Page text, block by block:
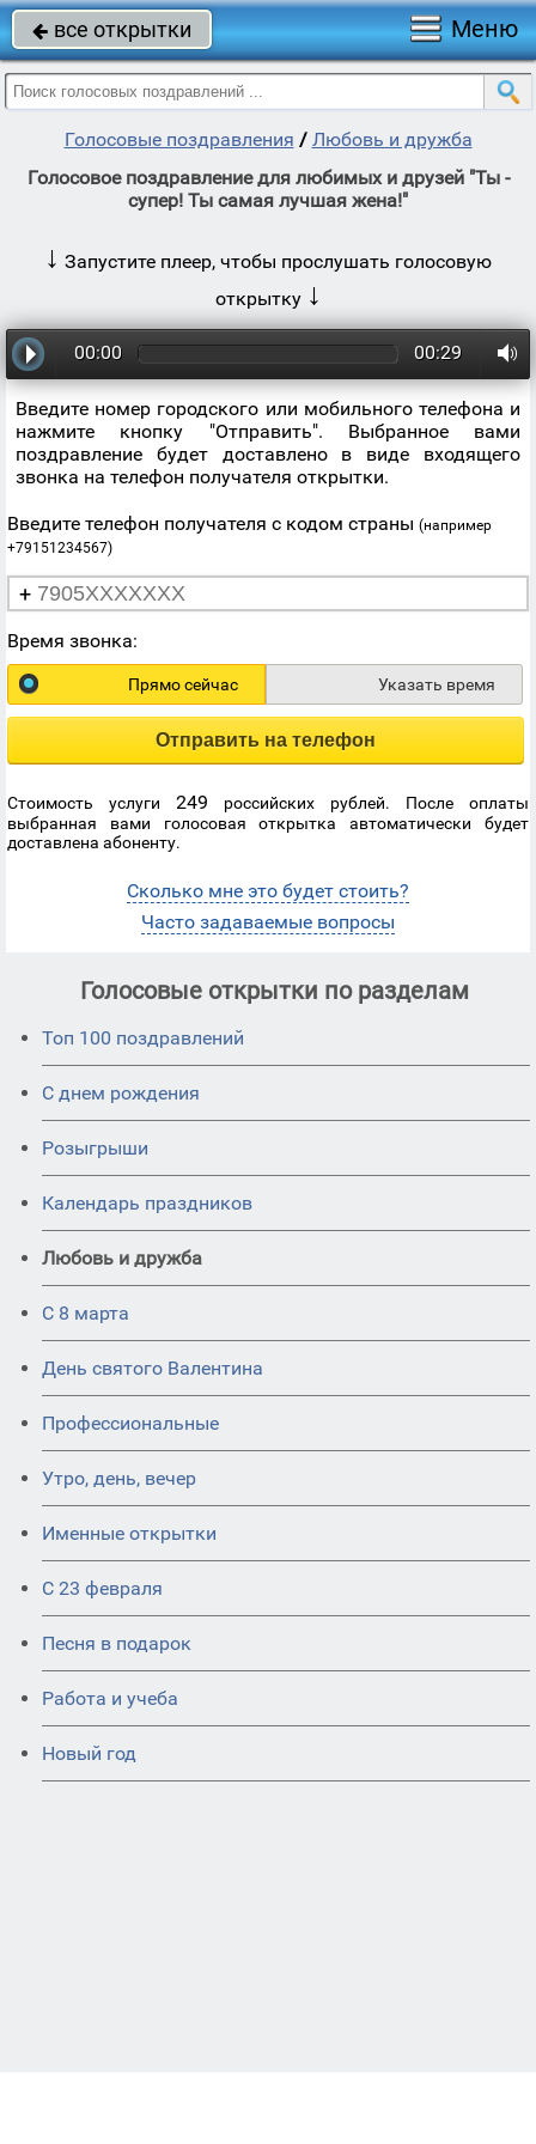
 все открытки Меню
Голосовые поздравления / Любовь и дружба
Голосовое поздравление для любимых и друзей "Ты -
супер! Ты самая лучшая жена!"
↓ Запустите плеер, чтобы прослушать голосовую
открытку ↓
00:00 00:29
Введите номер городского или мобильного телефона и
нажмите кнопку "Отправить". Выбранное вами
поздравление будет доставлено в виде входящего
звонка на телефон получателя открытки.
Введите телефон получателя с кодом страны (например
+79151234567)
+
Время звонка:
Прямо сейчас Указать время
Отправить на телефон
Стоимость услуги 249 российских рублей. После оплаты
выбранная вами голосовая открытка автоматически будет
доставлена абоненту.
Сколько мне это будет стоить?
Часто задаваемые вопросы
Голосовые открытки по разделам
Топ 100 поздравлений
С днем рождения
Розыгрыши
Календарь праздников
Любовь и дружба
С 8 марта
День святого Валентина
Профессиональные
Утро, день, вечер
Именные открытки
С 23 февраля
Песня в подарок
Работа и учеба
Новый год